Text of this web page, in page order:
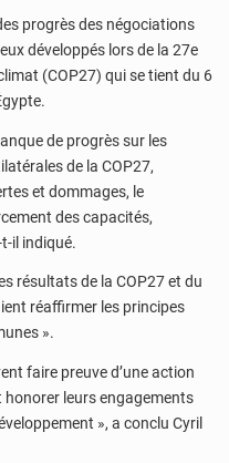
progrès des négociations
développés lors de la 27e
(COP27) qui se tient du 6
de progrès sur les
de la COP27,
et dommages, le
des capacités,
il indiqué.
résultats de la COP27 et du
réaffirmer les principes
».
faire preuve d’une action
leurs engagements
», a conclu Cyril